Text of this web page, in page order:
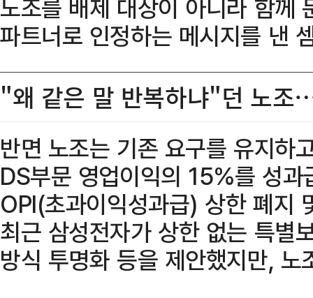
노조를 배제 대상이 아니라 함께
파트너로 인정하는 메시지를 낸
"왜 같은 말 반복하냐"던 노조
반면 노조는 기존 요구를 유지하
DS부문 영업이익의 15%를 성
OPI(초과이익성과급) 상한 폐지
최근 삼성전자가 상한 없는 특별
방식 투명화 등을 제안했지만,